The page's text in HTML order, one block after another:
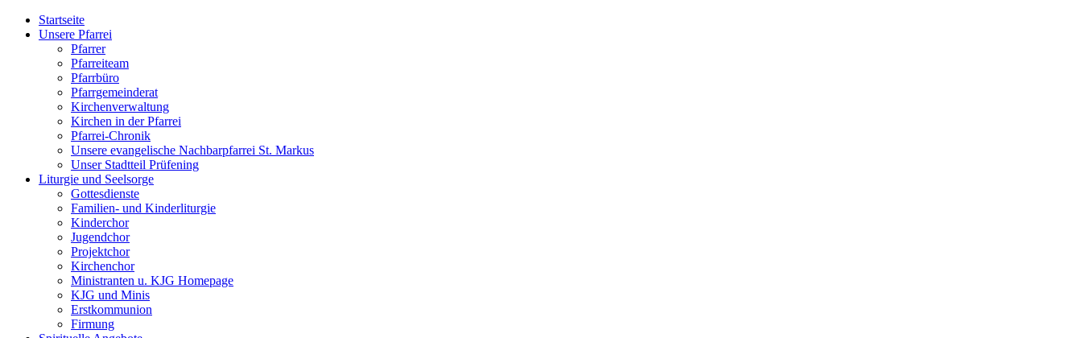
Startseite
Unsere Pfarrei
Pfarrer
Pfarreiteam
Pfarrbüro
Pfarrgemeinderat
Kirchenverwaltung
Kirchen in der Pfarrei
Pfarrei-Chronik
Unsere evangelische Nachbarpfarrei St. Markus
Unser Stadtteil Prüfening
Liturgie und Seelsorge
Gottesdienste
Familien- und Kinderliturgie
Kinderchor
Jugendchor
Projektchor
Kirchenchor
Ministranten u. KJG Homepage
KJG und Minis
Erstkommunion
Firmung